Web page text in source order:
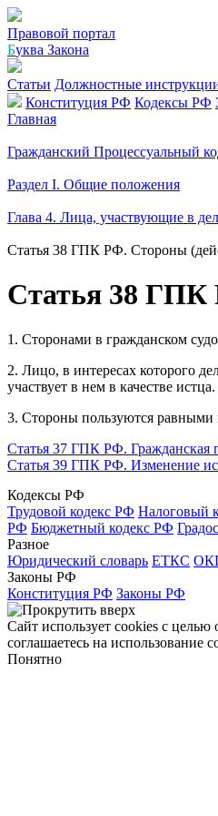
Правовой портал
Буква Закона
Статьи Должностные
Конституция РФ Кодексы РФ
Главная
Гражданский Процессуальный
Раздел I. Общие положения
Глава 4. Лица, участвующие в
Статья 38 ГПК РФ. Стороны
Статья 38 ГПК
1. Сторонами в гражданском
2. Лицо, в интересах которого
участвует в нем в качестве истца.
3. Стороны пользуются равными
Статья 37 ГПК РФ. Гражданская
Статья 39 ГПК РФ. Изменение
Кодексы РФ
Трудовой кодекс РФ Налоговый
РФ Бюджетный кодекс РФ
Разное
Юридический словарь ЕТКС
Законы РФ
Конституция РФ Законы РФ
Сайт использует cookies с
соглашаетесь на использование
Понятно